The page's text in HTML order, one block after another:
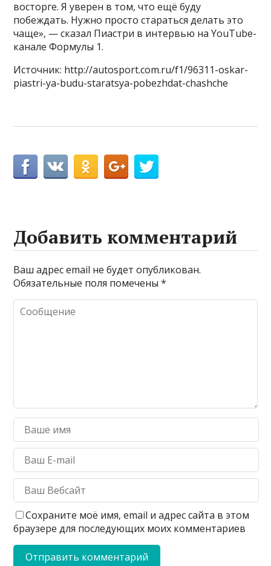
восторге. Я уверен в том, что ещё буду
побеждать. Нужно просто стараться делать это
чаще», — сказал Пиастри в интервью на YouTube-
канале Формулы 1.
Источник: http://autosport.com.ru/f1/96311-oskar-
piastri-ya-budu-staratsya-pobezhdat-chashche
Добавить комментарий
Ваш адрес email не будет опубликован.
Обязательные поля помечены*
Сохраните моё имя, email и адрес сайта в этом
браузере для последующих моих комментариев